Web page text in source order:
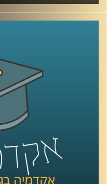
הרשת מבלבלת לנו את
מידע. האחריות תועיל
פלישה למידע אישי,
ושימושים לא רצויים
צדדים בעיתיים
קרדיט תמונות: AudioVersity